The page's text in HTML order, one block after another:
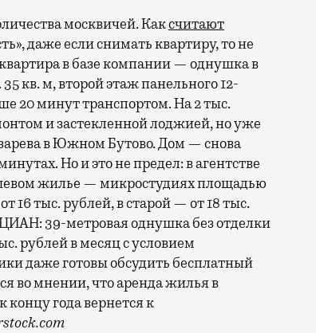
москвичей. Каксчитают
даже если снимать квартиру, то не
в базе компании — однушка в
кв. м, второй этаж панельного 12-
20 минут транспортом. На 2 тыс.
и застекленной лоджией, но уже
в Южном Бутово. Дом — снова
Но и это не предел: в агентстве
жилье — микростудиях площадью
16 тыс. рублей, в старой — от 18 тыс.
39-метровая однушка без отделки
рублей в месяц с условием
даже готовы обсудить бесплатный
во мнении, что аренда жилья в
года вернется к